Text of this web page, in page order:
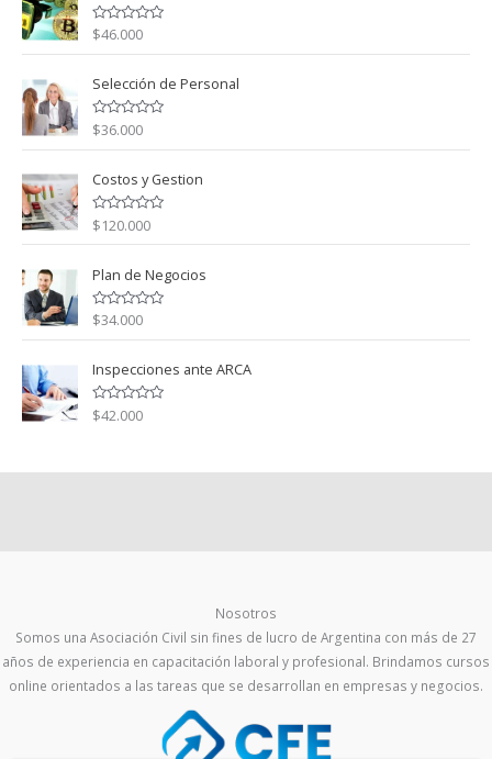
V
a
l
r
a
d
o
c
o
0
e
5
$46.000
Selección de Personal
V
a
l
r
d
o
c
o
0
e
5
$36.000
Costos y Gestion
V
a
l
r
d
o
c
o
0
e
5
$120.000
Plan de Negocios
V
a
l
r
a
d
o
c
d
$34.000
Inspecciones ante ARCA
V
a
$42.000
Nosotros
Somos una Asociación Civil sin fines de lucro de Argentina con más de 27
años de experiencia en capacitación laboral y profesional. Brindamos cursos
online orientados a las tareas que se desarrollan en empresas y negocios.